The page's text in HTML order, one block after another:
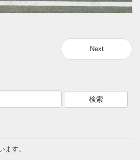
Next
ます。